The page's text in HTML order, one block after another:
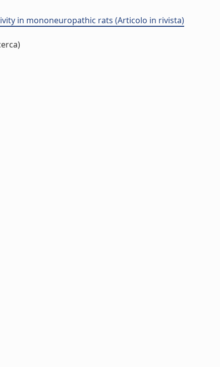
in mononeuropathic rats (Articolo in rivista)